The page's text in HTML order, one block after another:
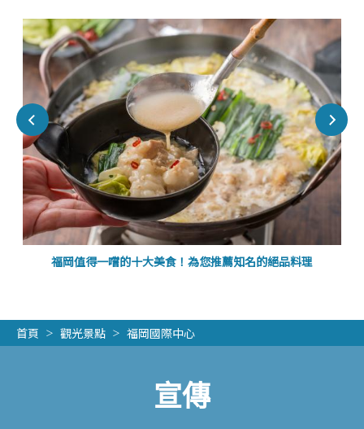
福岡值得一嚐的十大美食！為您推薦知名的絕品料理
首頁 觀光景點 福岡國際中心
宣傳